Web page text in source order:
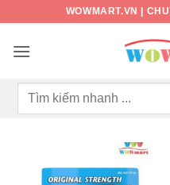
nội
WOWMART.VN |
Tìm